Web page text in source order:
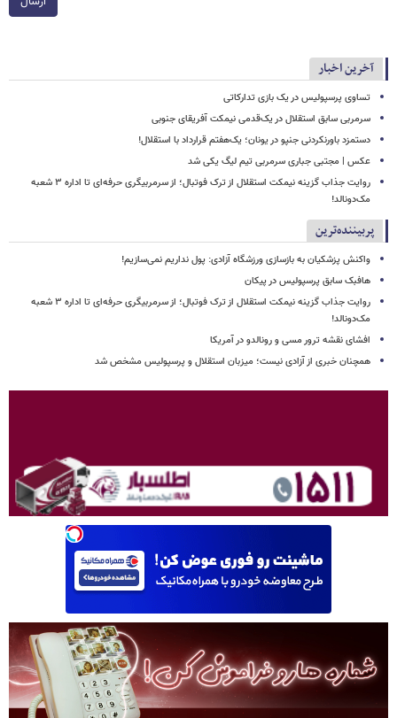
آخرین اخبار
تساوی پرسپولیس در یک بازی تدارکاتی
سرمربی سابق استقلال در یک‌قدمی نیمکت آفریقای جنوبی
دستمزد باورنکردنی جنپو در یونان؛ یک‌هفتم قرارداد با استقلال!
عکس | مجتبی جباری سرمربی تیم لیگ یکی شد
روایت جذاب گزینه نیمکت استقلال از ترک فوتبال؛ از سرمربیگری حرفه‌ای تا اداره ۳ شعبه
مک‌دونالد!
پربیننده‌ترین
واکنش پزشکیان به بازسازی ورزشگاه آزادی: پول نداریم نمی‌سازیم!
هافبک سابق پرسپولیس در پیکان
روایت جذاب گزینه نیمکت استقلال از ترک فوتبال؛ از سرمربیگری حرفه‌ای تا اداره ۳ شعبه
مک‌دونالد!
افشای نقشه ترور مسی و رونالدو در آمریکا
همچنان خبری از آزادی نیست؛ میزبان استقلال و پرسپولیس مشخص شد